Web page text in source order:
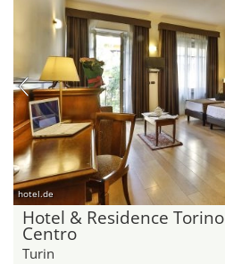
hotel.de
Hotel & Residence Torino
Centro
Turin